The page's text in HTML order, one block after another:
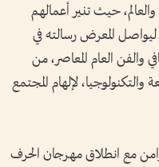
حيث تنير أعمالهم
ليواصل المعرض رسالته في
والفن العام المعاصر، من
لإلهام المجتمع
مع انطلاق مهرجان الحرف